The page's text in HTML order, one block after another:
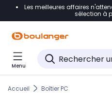
Accéder directement à la
Accéder directement au
Accéder directement au
Les meilleures affaires
sélection à
Menu
Accueil Boîtier PC